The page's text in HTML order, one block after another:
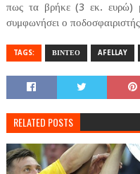
πως τα βρήκε (3 εκ. ευρώ)
συμφωνήσει ο
TAGS: ΒΙΝΤΕΟ AFELLAY
RELATED POSTS